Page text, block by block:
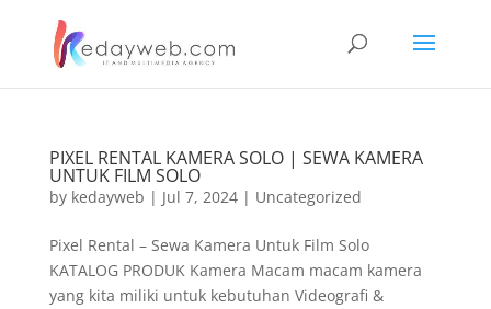
PIXEL RENTAL KAMERA SOLO | SEWA KAMERA
UNTUK FILM SOLO
by kedayweb | Jul 7, 2024| Uncategorized
Pixel Rental – Sewa Kamera Untuk Film Solo
KATALOG PRODUK Kamera Macam macam kamera
yang kita miliki untuk kebutuhan Videografi &